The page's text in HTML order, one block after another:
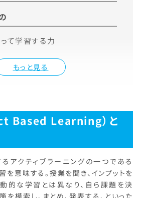
もっと見る
て学習する力
Based Learning）と
アクティブラーニングの一つである
意味する。授業を聞き、インプットを
的な学習とは異なり、自ら課題を決
を模索し、まとめ、発表する、といった